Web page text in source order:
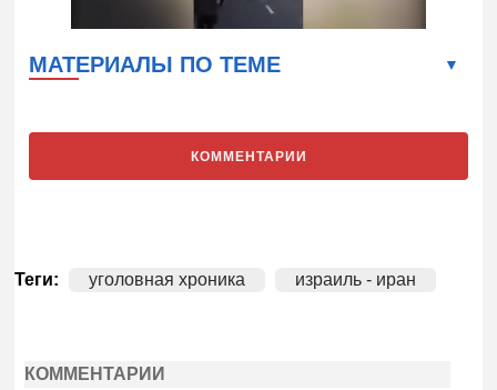
МАТЕРИАЛЫ ПО ТЕМЕ
КОММЕНТАРИИ
Теги: уголовная хроника израиль - иран
КОММЕНТАРИИ